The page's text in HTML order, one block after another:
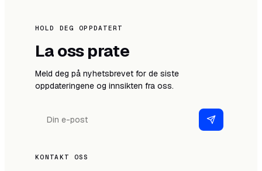
HOLD DEG OPPDATERT
La oss prate
Meld deg på nyhetsbrevet for de siste
oppdateringene og innsikten fra oss.
E-
KONTAKT OSS